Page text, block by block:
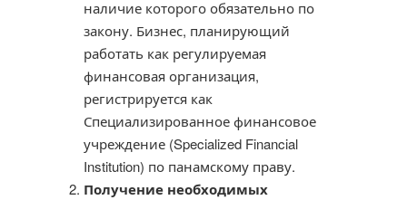
наличие которого обязательно по
закону. Бизнес, планирующий
работать как регулируемая
финансовая организация,
регистрируется как
Специализированное финансовое
учреждение (Specialized Financial
Institution) по панамскому праву.
Получение необходимых